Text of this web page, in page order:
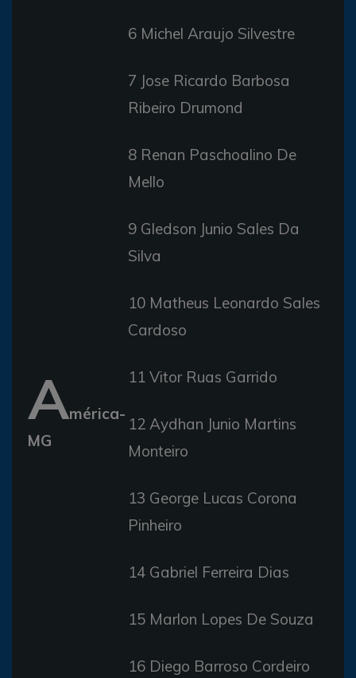
América-
MG
6 Michel Araujo Silvestre
7 Jose Ricardo Barbosa
Ribeiro Drumond
8 Renan Paschoalino De
Mello
9 Gledson Junio Sales Da
Silva
10 Matheus Leonardo Sales
Cardoso
11 Vitor Ruas Garrido
12 Aydhan Junio Martins
Monteiro
13 George Lucas Corona
Pinheiro
14 Gabriel Ferreira Dias
15 Marlon Lopes De Souza
16 Diego Barroso Cordeiro